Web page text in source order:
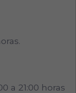
a 21:00 horas